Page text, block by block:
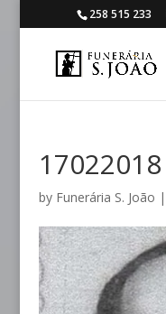
258 515 233
17022018
by Funerária S. João |